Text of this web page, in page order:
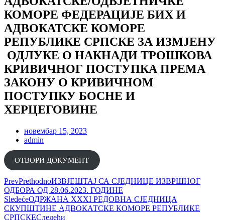
КОМОРЕ ФЕДЕРАЦИЈЕ БИХ И
АДВОКАТСКЕ КОМОРЕ
РЕПУБЛИКЕ СРПСКЕ ЗА ИЗМЈЕНУ
ОДЛУКЕ О НАКНАДИ ТРОШКОВА
КРИВИЧНОГ ПОСТУПКА ПРЕМА
ЗАКОНУ О КРИВИЧНОМ
ПОСТУПКУ БОСНЕ И
ХЕРЦЕГОВИНЕ
новембар 15, 2023
admin
ОТВОРИ ДОКУМЕНT
PrevPrethodnoИЗВЈЕШТАЈ СА СЈЕДНИЦЕ ИЗВРШНОГ
ОДБОРА ОД 28.06.2023. ГОДИНЕ
SledećeОДРЖАНА XXXI РЕДОВНА СЈЕДНИЦА
СКУПШТИНЕ АДВОКАТСКЕ КОМОРЕ РЕПУБЛИКЕ
СРПСКЕСледећи